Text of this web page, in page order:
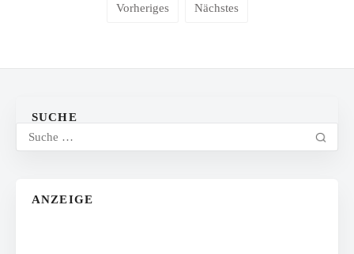
Vorheriges Nächstes
SUCHE
ANZEIGE